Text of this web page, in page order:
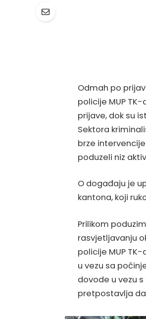
Odmah po
policije MUP
prijave, dok su
Sektora
brze
poduzeli niz
O događaju je
kantona, koji
Prilikom
rasvjetljavanju
policije MUP
u vezu sa
dovode u vezu
pretpostavlja